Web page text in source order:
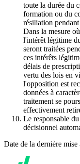
toute la durée du
formation ou du
résiliation
Dans la mesure
l'intérêt légitime
seront traitées
ces intérêts
délais de
vertu des lois en
l'opposition est
données à
traitement se
effectivement
Le responsable
décisionnel
Date de la dernière